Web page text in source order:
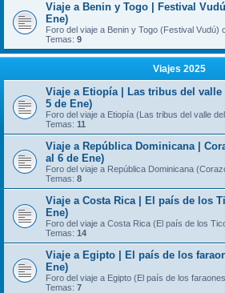
Viaje a Benin y Togo | Festival
Ene)
Foro del viaje a Benin y Togo (Festival Vudú)
Temas: 9
Viajes 2025
Viaje a Etiopía | Las tribus del valle
5 de Ene)
Foro del viaje a Etiopía (Las tribus del valle
Temas: 11
Viaje a República Dominicana |
al 6 de Ene)
Foro del viaje a República Dominicana
Temas: 8
Viaje a Costa Rica | El país de los
Ene)
Foro del viaje a Costa Rica (El país de los
Temas: 14
Viaje a Egipto | El país de los
Ene)
Foro del viaje a Egipto (El país de los
Temas: 7